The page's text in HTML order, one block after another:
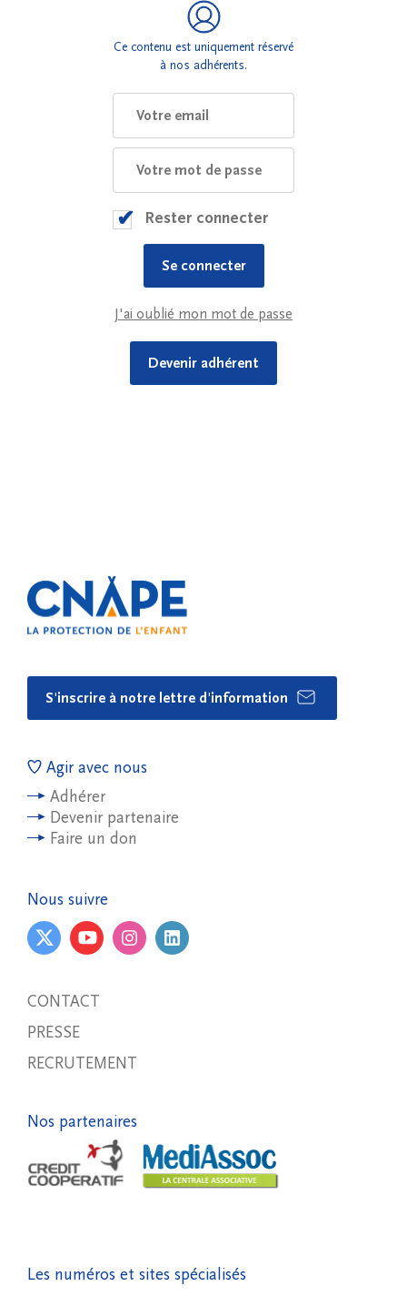
Ce contenu est uniquement réservé
à nos adhérents.
Rester connecter
J'ai oublié mon mot de passe
Devenir adhérent
S'inscrire à notre lettre d'information
Agir avec nous
Adhérer
Devenir partenaire
Faire un don
Nous suivre
CONTACT
PRESSE
RECRUTEMENT
Nos partenaires
Les numéros et sites spécialisés